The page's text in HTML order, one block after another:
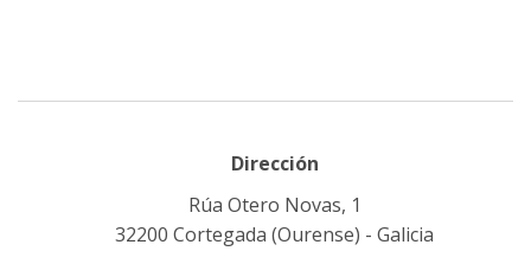
Dirección
Rúa Otero Novas, 1
32200 Cortegada (Ourense) - Galicia